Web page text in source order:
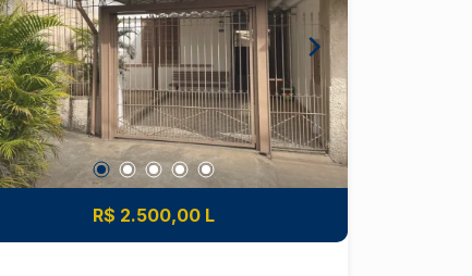
R$ 2.500,00 L